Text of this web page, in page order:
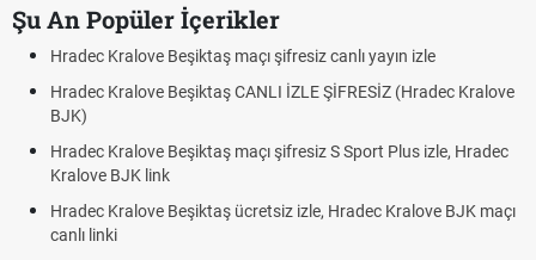
Şu An Popüler İçerikler
Hradec Kralove Beşiktaş maçı şifresiz canlı yayın izle
Hradec Kralove Beşiktaş CANLI İZLE ŞİFRESİZ (Hradec Kralove
BJK)
Hradec Kralove Beşiktaş maçı şifresiz S Sport Plus izle, Hradec
Kralove BJK link
Hradec Kralove Beşiktaş ücretsiz izle, Hradec Kralove BJK maçı
canlı linki